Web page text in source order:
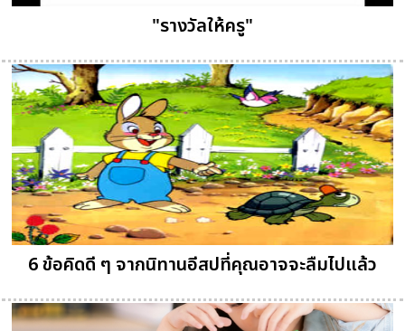
"รางวัลให้ครู"
6 ข้อคิดดี ๆ จากนิทานอีสปที่คุณอาจจะลืมไปแล้ว